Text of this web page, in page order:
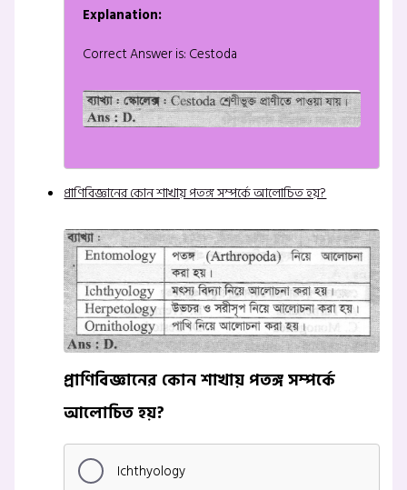
Explanation:
Correct Answer is: Cestoda
প্রাণিবিজ্ঞানের কোন শাখায় পতঙ্গ সম্পর্কে আলোচিত হয়?
প্রাণিবিজ্ঞানের কোন শাখায় পতঙ্গ সম্পর্কে
আলোচিত হয়?
Ichthyology